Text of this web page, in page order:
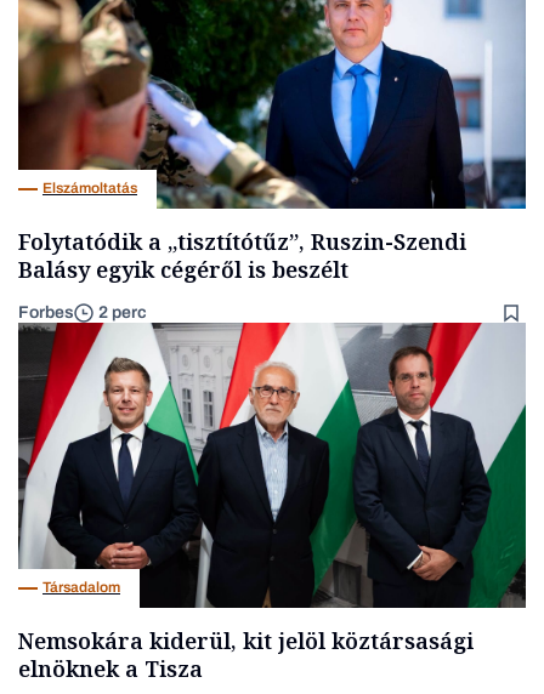
Elszámoltatás
Folytatódik a „tisztítótűz”, Ruszin-Szendi
Balásy egyik cégéről is beszélt
Forbes 2 perc
Társadalom
Nemsokára kiderül, kit jelöl köztársasági
elnöknek a Tisza